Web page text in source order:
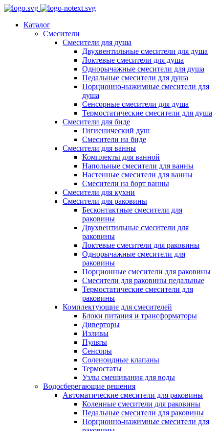
Каталог
Смесители
Смесители для душа
Двухвентильные смесители для душа
Локтевые смесители для душа
Однорычажные смесители для душа
Педальные смесители для душа
Порционно-нажимные смесители для
душа
Сенсорные смесители для душа
Термостатические смесители для душа
Смесители для биде
Гигиенический душ
Смесители на биде
Смесители для ванны
Комплекты для ванной
Напольные смесители для ванны
Настенные смесители для ванны
Смесители на борт ванны
Смесители для кухни
Смесители для раковины
Бесконтактные смесители для
раковины
Двухвентильные смесители для
раковины
Локтевые смесители для раковины
Однорычажные смесители для
раковины
Порционные смесители для раковины
Смесители для раковины педальные
Термостатические смесители для
раковины
Комплектующие для смесителей
Блоки питания и трансформаторы
Диверторы
Изливы
Пульты
Сенсоры
Соленоидные клапаны
Термостаты
Узлы смешивания для воды
Водосберегающие решения
Автоматические смесители для раковины
Коленные смесители для раковины
Педальные смесители для раковины
Порционно-нажимные смесители для